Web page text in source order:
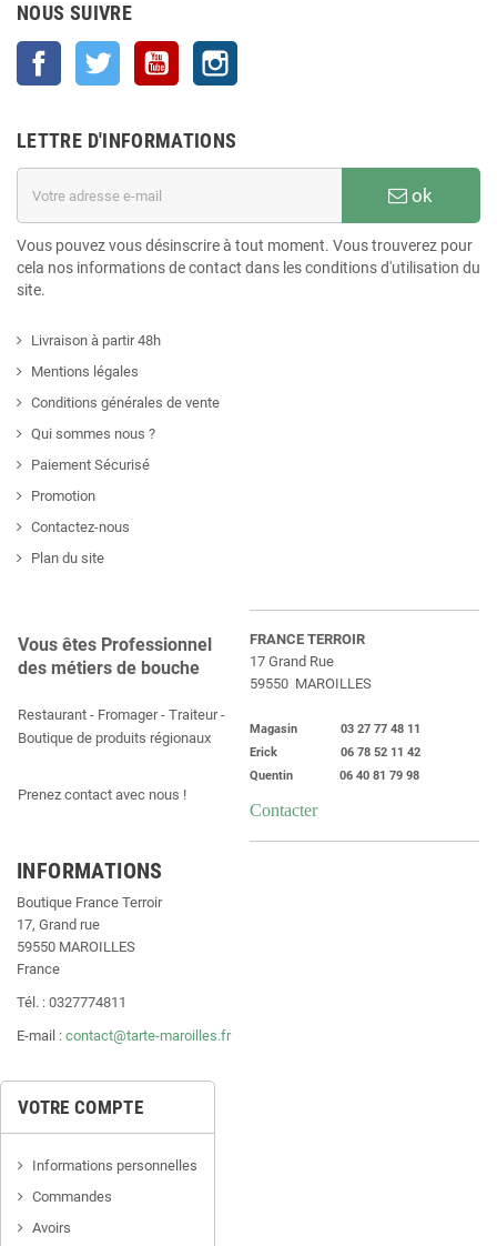
NOUS SUIVRE
Facebook Twitter YouTube
LETTRE D'INFORMATIONS
ok
Vous pouvez vous désinscrire à tout moment. Vous trouverez pour
cela nos informations de contact dans les conditions d'utilisation du
site.
Livraison à partir 48h
Mentions légales
Conditions générales de vente
Qui sommes nous ?
Paiement Sécurisé
Promotion
Contactez-nous
Plan du site
Vous êtes Professionnel
des métiers de bouche
Restaurant - Fromager - Traiteur -
Boutique de produits régionaux
Prenez contact avec nous !
FRANCE TERROIR
17 Grand Rue
59550 MAROILLES
Magasin 03 27 77 48 11
Erick 06 78 52 11 42
Quentin 06 40 81 79 98
Contacter
INFORMATIONS
Boutique France Terroir
17, Grand rue
59550 MAROILLES
France
Tél. : 0327774811
E-mail : contact@tarte-maroilles.fr
VOTRE COMPTE
Informations personnelles
Commandes
Avoirs